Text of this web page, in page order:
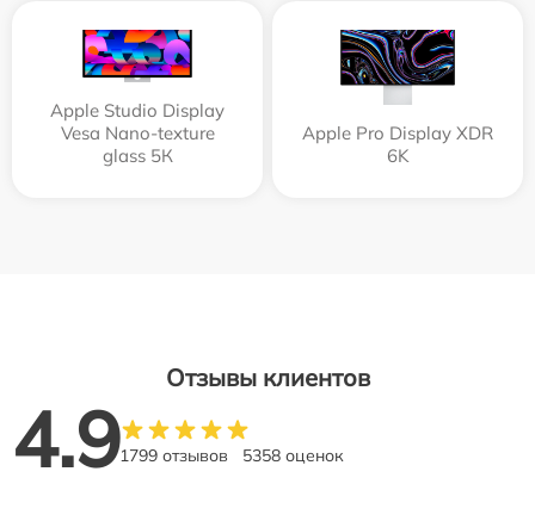
Apple Studio Display
Vesa Nano-texture
glass 5К
Apple Pro Display XDR
6K
Отзывы клиентов
4.91799 отзывов 5358 оценок